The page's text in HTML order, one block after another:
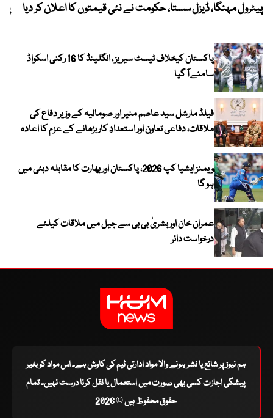
پیٹرول مہنگا، ڈیزل سستا، حکومت نے نئی قیمتوں کا اعلان کر دیا
پاکستان کیخلاف ٹیسٹ سیریز ، انگلینڈ کا 16 رکنی اسکواڈ
سامنے آ گیا
فیلڈ مارشل سید عاصم منیر اور صومالیہ کے وزیر دفاع کی
ملاقات، دفاعی تعاون اور استعدادِ کار بڑھانے کے عزم کا اعادہ
ویمنز ایشیا کپ 2026، پاکستان اور بھارت کا مقابلہ دبئی میں
ہو گا
عمران خان اور بشریٰ بی بی سے جیل میں ملاقات کیلئے
درخواست دائر
ہم نیوز پر شائع یا نشر ہونے والا مواد ادارتی ٹیم کی کاوش ہے۔ اس مواد کو بغیر
پیشگی اجازت کسی بھی صورت میں استعمال یا نقل کرنا درست نہیں۔ تمام
حقوق محفوظ ہیں © 2026